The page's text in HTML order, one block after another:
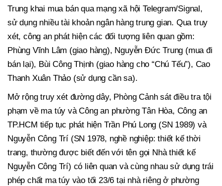
Trung khai mua bán qua mạng xã hội Telegram/Signal,
sử dụng nhiều tài khoản ngân hàng trung gian. Qua truy
xét, công an phát hiện các đối tượng liên quan gồm:
Phùng Vĩnh Lâm (giao hàng), Nguyễn Đức Trung (mua đi
bán lại), Bùi Công Thịnh (giao hàng cho “Chú Tếu”), Cao
Thanh Xuân Thảo (sử dụng cần sa).
Mở rộng truy xét đường dây, Phòng Cảnh sát điều tra tội
phạm về ma túy và Công an phường Tân Hòa, Công an
TP.HCM tiếp tục phát hiện Trần Phú Long (SN 1989) và
Nguyễn Công Trí (SN 1978, nghề nghiệp: thiết kế thời
trang, thường được biết đến với tên gọi Nhà thiết kế
Nguyễn Công Trí) có liên quan và cùng nhau sử dụng trái
phép chất ma túy vào tối 23/6 tại nhà riêng ở phường